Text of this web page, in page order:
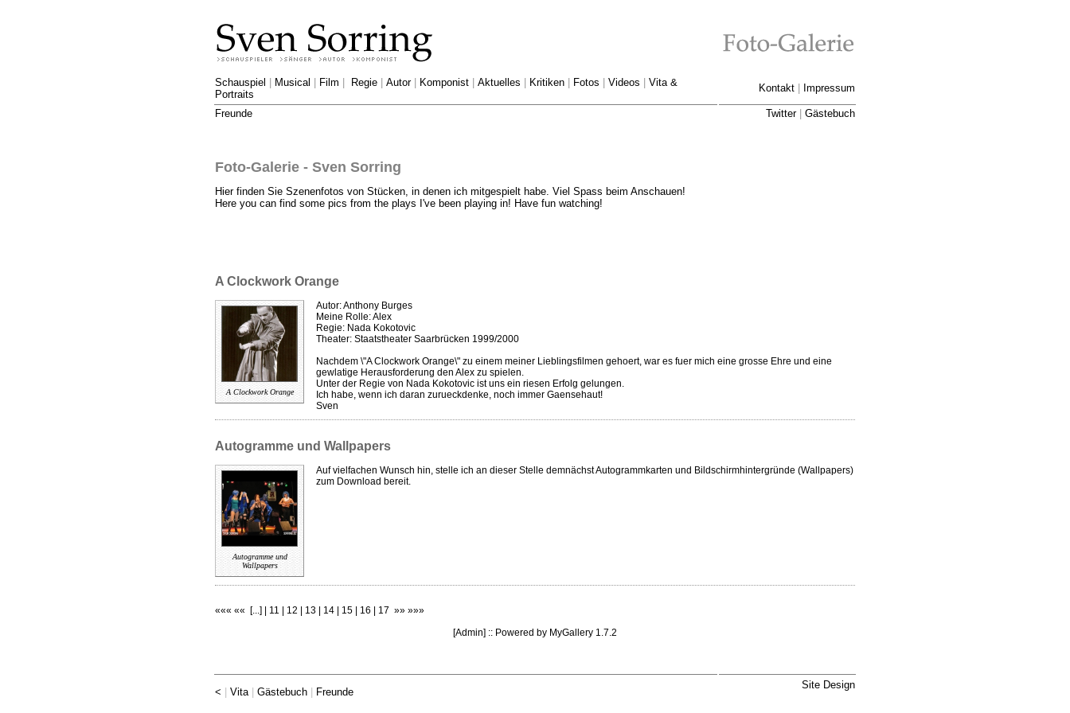
Schauspiel Musical Film Regie Autor| Komponist Aktuelles Kritiken Fotos Videos
Vita &
Portraits
Kontakt Impressum
Freunde Twitter| Gästebuch
Foto-Galerie - Sven Sorring
Hier finden Sie Szenenfotos von Stücken, in denen ich mitgespielt habe. Viel Spass beim Anschauen!
Here you can find some pics from the plays I've been playing in! Have fun watching!
A Clockwork Orange
A Clockwork Orange
Autor: Anthony Burges
Meine Rolle: Alex
Regie: Nada Kokotovic
Theater: Staatstheater Saarbrücken 1999/2000
Nachdem \"A Clockwork Orange\" zu einem meiner Lieblingsfilmen gehoert, war es fuer mich eine grosse Ehre und eine
gewlatige Herausforderung den Alex zu spielen.
Unter der Regie von Nada Kokotovic ist uns ein riesen Erfolg gelungen.
Ich habe, wenn ich daran zurueckdenke, noch immer Gaensehaut!
Sven
Autogramme und Wallpapers
Autogramme und
Wallpapers
Auf vielfachen Wunsch hin, stelle ich an dieser Stelle demnächst Autogrammkarten und Bildschirmhintergründe (Wallpapers)
zum Download bereit.
««« «« [...] | 11 12 13 14 15 16 | 17 »» »»»
[Admin] :: Powered by MyGallery 1.7.2
< Vita| Gästebuch Freunde
Site Design